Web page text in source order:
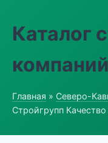
Каталог
компаний
Главная » Северо-
Стройгрупп Качество